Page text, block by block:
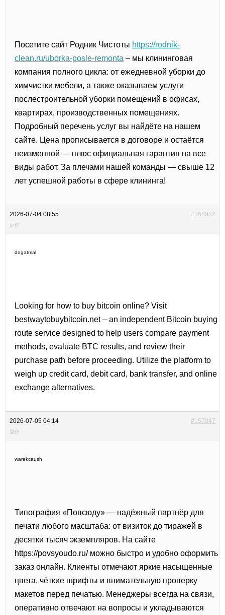
Посетите сайт Родник Чистоты https://rodnik-
clean.ru/uborka-posle-remonta – мы клининговая
компания полного цикла: от ежедневной уборки до
химчистки мебели, а также оказываем услуги
послестроительной уборки помещений в офисах,
квартирах, производственных помещениях.
Подробный перечень услуг вы найдёте на нашем
сайте. Цена прописывается в договоре и остаётся
неизменной — плюс официальная гарантия на все
виды работ. За плечами нашей команды — свыше 12
лет успешной работы в сфере клининга!
2026-07-04 08:55 #156932
返信
dogatmal
Looking for how to buy bitcoin online? Visit
bestwaytobuybitcoin.net – an independent Bitcoin buying
route service designed to help users compare payment
methods, evaluate BTC results, and review their
purchase path before proceeding. Utilize the platform to
weigh up credit card, debit card, bank transfer, and online
exchange alternatives.
2026-07-05 04:14 #157047
返信
warekcaush
Типография «Повсюду» — надёжный партнёр для
печати любого масштаба: от визиток до тиражей в
десятки тысяч экземпляров. На сайте
https://povsyoudo.ru/ можно быстро и удобно оформить
заказ онлайн. Клиенты отмечают яркие насыщенные
цвета, чёткие шрифты и внимательную проверку
макетов перед печатью. Менеджеры всегда на связи,
оперативно отвечают на вопросы и укладываются